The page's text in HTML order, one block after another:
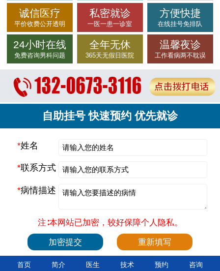
诚信医疗
平价收费公开透明
私密就诊
一医一患一诊室
方便快捷
在线挂号免排队
24小时在线
免费咨询男科问题
全年无休
365天无假日医院
温馨夜诊
工作看病两不耽误
自助挂号 快速预约 优先就诊
*姓名
*联系方式
*病情描述
注∶本网站已加密，较好保障个人隐私。
首页 简介 医生 技术 预约 咨询